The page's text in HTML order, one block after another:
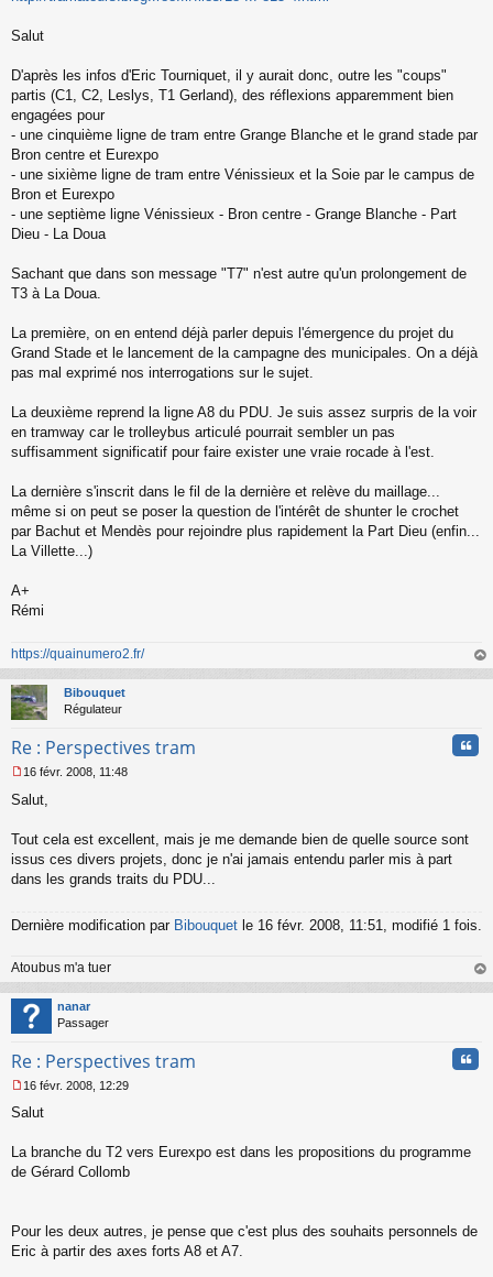
s
e
n
o
n
u
Salut
D'après les infos d'Eric Tourniquet, il y aurait donc, outre les "coups"
partis (C1, C2, Leslys, T1 Gerland), des réflexions apparemment bien
engagées pour
- une cinquième ligne de tram entre Grange Blanche et le grand stade par
Bron centre et Eurexpo
- une sixième ligne de tram entre Vénissieux et la Soie par le campus de
Bron et Eurexpo
- une septième ligne Vénissieux - Bron centre - Grange Blanche - Part
Dieu - La Doua
Sachant que dans son message "T7" n'est autre qu'un prolongement de
T3 à La Doua.
La première, on en entend déjà parler depuis l'émergence du projet du
Grand Stade et le lancement de la campagne des municipales. On a déjà
pas mal exprimé nos interrogations sur le sujet.
La deuxième reprend la ligne A8 du PDU. Je suis assez surpris de la voir
en tramway car le trolleybus articulé pourrait sembler un pas
suffisamment significatif pour faire exister une vraie rocade à l'est.
La dernière s'inscrit dans le fil de la dernière et relève du maillage...
même si on peut se poser la question de l'intérêt de shunter le crochet
par Bachut et Mendès pour rejoindre plus rapidement la Part Dieu (enfin...
La Villette...)
A+
Rémi
https://quainumero2.fr/
au
Bibouquet
Régulateur
Re : Perspectives tram
e
g
e
n
u
16 févr. 2008, 11:48
Salut,
Tout cela est excellent, mais je me demande bien de quelle source sont
issus ces divers projets, donc je n'ai jamais entendu parler mis à part
dans les grands traits du PDU...
Dernière modification par Bibouquet le 16 févr. 2008, 11:51, modifié 1 fois.
Atoubus m'a tuer
au
nanar
Passager
Re : Perspectives tram
e
s
g
o
n
16 févr. 2008, 12:29
Salut
La branche du T2 vers Eurexpo est dans les propositions du programme
de Gérard Collomb
Pour les deux autres, je pense que c'est plus des souhaits personnels de
Eric à partir des axes forts A8 et A7.